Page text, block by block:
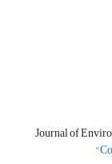
Journal of